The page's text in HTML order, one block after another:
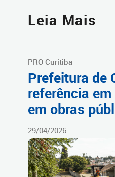
Leia Mais
PRO Curitiba
Prefeitura de
referência
em obras
29/04/2026